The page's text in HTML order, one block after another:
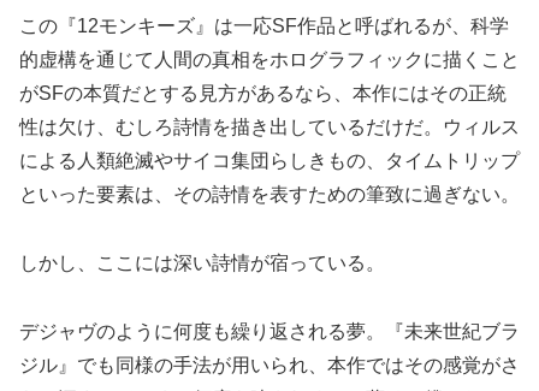
この『12モンキーズ』は一応SF作品と呼ばれるが、科学
的虚構を通じて人間の真相をホログラフィックに描くこと
がSFの本質だとする見方があるなら、本作にはその正統
性は欠け、むしろ詩情を描き出しているだけだ。ウィルス
による人類絶滅やサイコ集団らしきもの、タイムトリップ
といった要素は、その詩情を表すための筆致に過ぎない。
しかし、ここには深い詩情が宿っている。
デジャヴのように何度も繰り返される夢。『未来世紀ブラ
ジル』でも同様の手法が用いられ、本作ではその感覚がさ